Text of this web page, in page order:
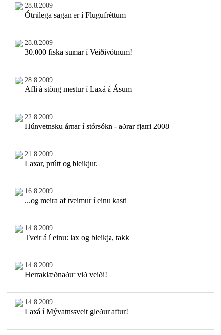
28.8.2009
Ótrúlega sagan er í Flugufréttum
28.8.2009
30.000 fiska sumar í Veiðivötnum!
28.8.2009
Afli á stöng mestur í Laxá á Ásum
22.8.2009
Húnvetnsku árnar í stórsókn - aðrar fjarri 2008
21.8.2009
Laxar, prútt og bleikjur.
16.8.2009
...og meira af tveimur í einu kasti
14.8.2009
Tveir á í einu: lax og bleikja, takk
14.8.2009
Herraklæðnaður við veiði!
14.8.2009
Laxá í Mývatnssveit gleður aftur!